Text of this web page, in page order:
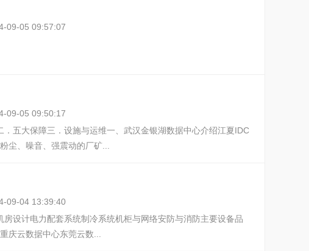
09-05 09:57:07
09-05 09:50:17
五大保障三．设施与运维 一、武汉金银湖数据中心介绍江夏IDC
尘、噪音、强震动的厂矿...
09-04 13:39:40
设计电力配套系统制冷系统机柜与网络安防与消防主要设备品
庆云数据中心东莞云数...